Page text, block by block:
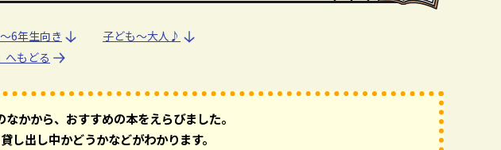
6年生向き
6年生向き 子ども～大人♪
子ども～大人♪
へもどる
かから、おすすめの本をえらびました。
し出し中かどうかなどがわかります。